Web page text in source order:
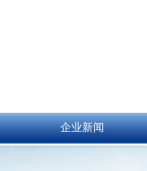
企业新闻